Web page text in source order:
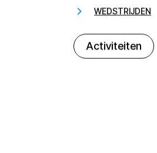
WEDSTRIJDEN
Activiteiten